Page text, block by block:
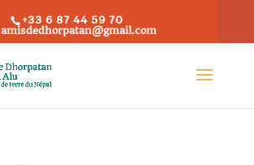
+33 6 87 44 59 70
amisdedhorpatan@gmail.com